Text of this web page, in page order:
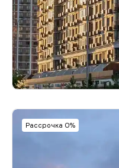
Рассрочка 0%